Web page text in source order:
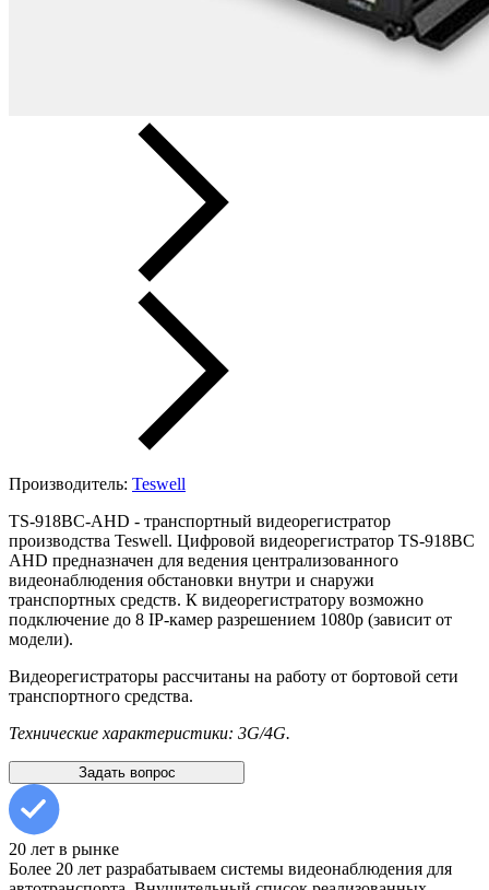
Производитель: Teswell
TS-918BC-AHD - транспортный видеорегистратор
производства Teswell. Цифровой видеорегистратор TS-918BC
AHD предназначен для ведения централизованного
видеонаблюдения обстановки внутри и снаружи
транспортных средств. К видеорегистратору возможно
подключение до 8 IP-камер разрешением 1080p (зависит от
модели).
Видеорегистраторы рассчитаны на работу от бортовой сети
транспортного средства.
Технические характеристики: 3G/4G.
Задать вопрос
20 лет в рынке
Более 20 лет разрабатываем системы видеонаблюдения для